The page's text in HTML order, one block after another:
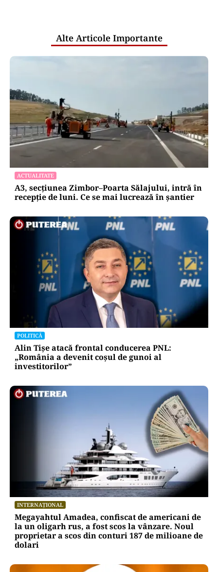
Alte Articole Importante
ACTUALITATE
A3, secțiunea Zimbor–Poarta Sălajului, intră în
recepție de luni. Ce se mai lucrează în șantier
POLITICĂ
Alin Tișe atacă frontal conducerea PNL:
„România a devenit coșul de gunoi al
investitorilor”
INTERNAȚIONAL
Megayahtul Amadea, confiscat de americani de
la un oligarh rus, a fost scos la vânzare. Noul
proprietar a scos din conturi 187 de milioane de
dolari